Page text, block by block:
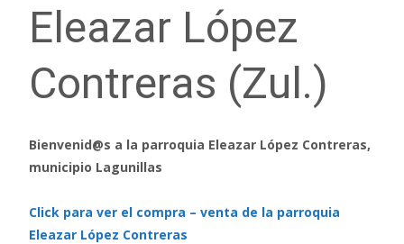
Eleazar López
Contreras (Zul.)
Bienvenid@s a la parroquia Eleazar López Contreras,
municipio Lagunillas
Click para ver el compra – venta de la parroquia
Eleazar López Contreras